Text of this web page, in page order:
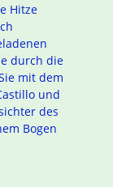
Hitze
durch die
mit dem
und
des
Bogen